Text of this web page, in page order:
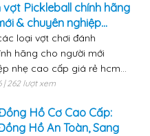
Pickleball chính hãng
& chuyên nghiệp...
loại vợt chơi đánh
hãng cho người mới
nhẹ cao cấp giá rẻ hcm...
| 262 lượt xem
Hồ Cơ Cao Cấp:
Hồ An Toàn, Sang